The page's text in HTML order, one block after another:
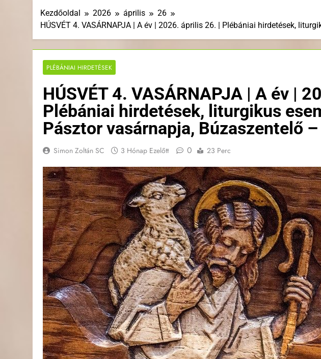
Kezdőoldal 2026 április
26
HÚSVÉT 4. VASÁRNAPJA | A év | 2026. április 26. | Plébániai hirdetések,
PLÉBÁNIAI HIRDETÉSEK
HÚSVÉT 4. VASÁRNAPJA | A év |
Plébániai hirdetések, liturgikus
Pásztor vasárnapja, Búzaszentelő
Simon Zoltán SC 3 Hónap Ezelőtt 0 23 Perc